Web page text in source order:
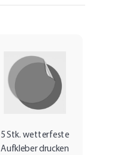
5 Stk. wetterfeste
Aufkleber drucken